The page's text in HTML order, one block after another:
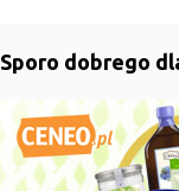
t
a
r
z
Sporo dobrego